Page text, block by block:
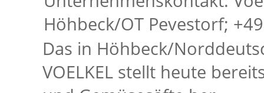
Höhbeck/OT Pevestorf;
Das in Höhbeck/
VOELKEL stellt heute